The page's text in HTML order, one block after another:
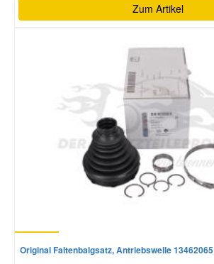
Zum Artikel
Original Faltenbalgsatz, Antriebswelle 13462065